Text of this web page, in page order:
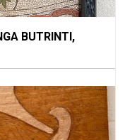
BUTRINTI,